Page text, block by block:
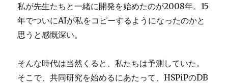
私が先生たちと一緒に開発を始めたのが2008年。15
年でついにAIが私をコピーするようになったのかと
思うと感慨深い。
そんな時代は当然くると、私たちは予測していた。
そこで、共同研究を始めるにあたって、HSPiPのDB